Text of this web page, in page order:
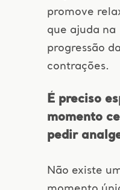
promove
que ajuda na
progressão
contrações.
É preciso
momento
pedir
Não existe